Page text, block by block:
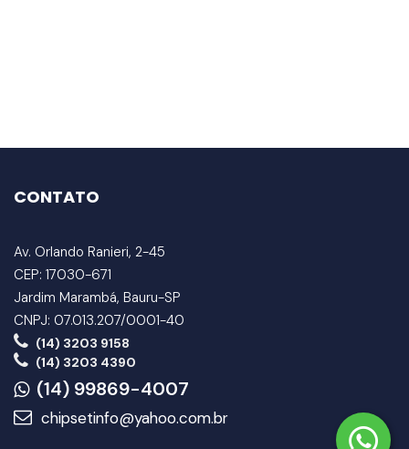
CONTATO
Av. Orlando Ranieri, 2-45
CEP: 17030-671
Jardim Marambá, Bauru-SP
CNPJ: 07.013.207/0001-40
(14) 3203 9158
(14) 3203 4390
(14) 99869-4007
chipsetinfo@yahoo.com.br